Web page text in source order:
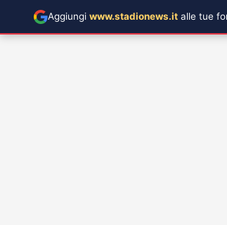
Aggiungi www.stadionews.it alle tue